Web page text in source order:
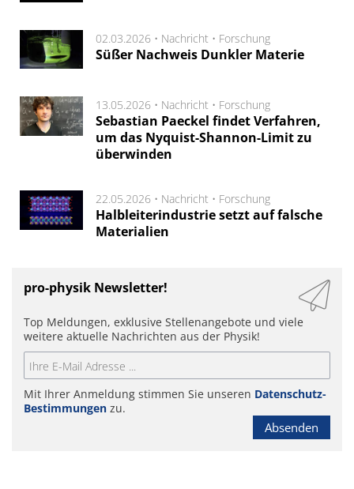
02.03.2026 • Nachricht • Forschung
Süßer Nachweis Dunkler Materie
13.05.2026 • Nachricht • Forschung
Sebastian Paeckel findet Verfahren,
um das Nyquist-Shannon-Limit zu
überwinden
22.05.2026 • Nachricht • Forschung
Halbleiterindustrie setzt auf falsche
Materialien
pro-physik Newsletter!
Top Meldungen, exklusive Stellenangebote und viele
weitere aktuelle Nachrichten aus der Physik!
Mit Ihrer Anmeldung stimmen Sie unseren Datenschutz-
Bestimmungen zu.
Absenden